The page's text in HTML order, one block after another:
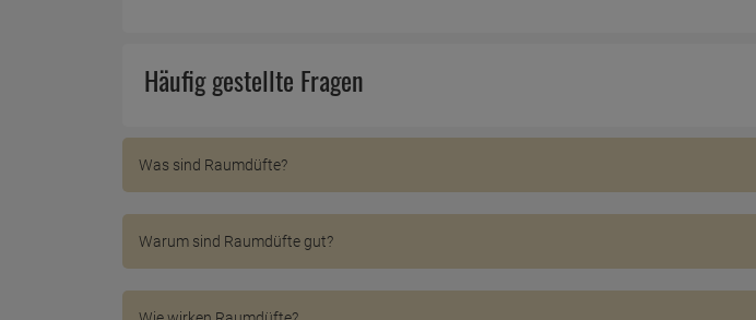
Häufig gestellte Fragen
Was sind Raumdüfte?
unseren Nasenrezeptoren wahrgenommen werden.
Warum sind Raumdüfte gut?